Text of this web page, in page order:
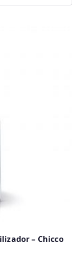
– Chicco